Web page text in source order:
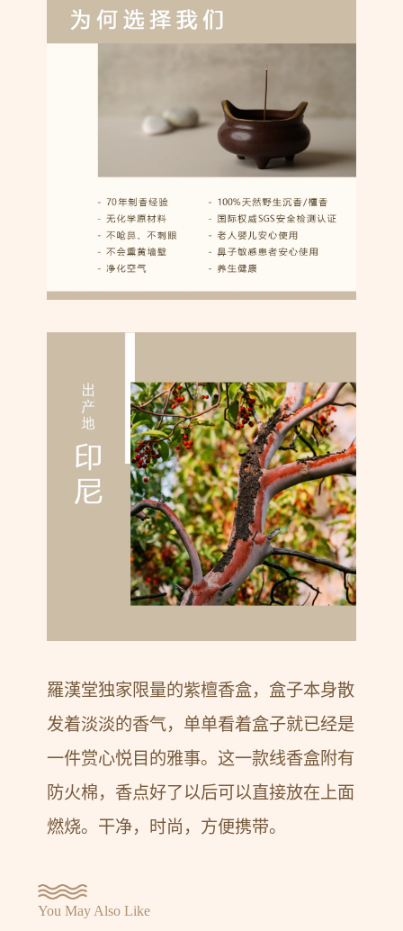
羅漢堂独家限量的紫檀香盒，盒子本身散
发着淡淡的香气，单单看着盒子就已经是
一件赏心悦目的雅事。这一款线香盒附有
防火棉，香点好了以后可以直接放在上面
燃烧。干净，时尚，方便携带。
You May Also Like